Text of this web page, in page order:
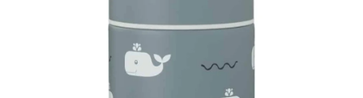
hviezdičiek.